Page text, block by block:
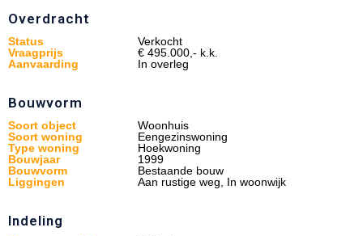
Overdracht
Status
Verkocht
Vraagprijs
€ 495.000,- k.k.
Aanvaarding
In overleg
Bouwvorm
Soort object
Woonhuis
Soort woning
Eengezinswoning
Type woning
Hoekwoning
Bouwjaar
1999
Bouwvorm
Bestaande bouw
Liggingen
Aan rustige weg, In woonwijk
Indeling